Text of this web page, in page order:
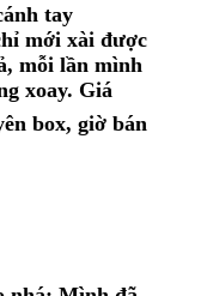
tay
mới xài được
mỗi lần mình
xoay. Giá
box, giờ bán